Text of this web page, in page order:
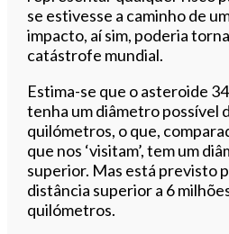
se estivesse a caminho de
impacto, aí sim, poderia
catástrofe mundial.
Estima-se que o asteroide
tenha um diâmetro possível
quilómetros, o que,
que nos ‘visitam’, tem um
superior. Mas está previsto
distância superior a 6
quilómetros.